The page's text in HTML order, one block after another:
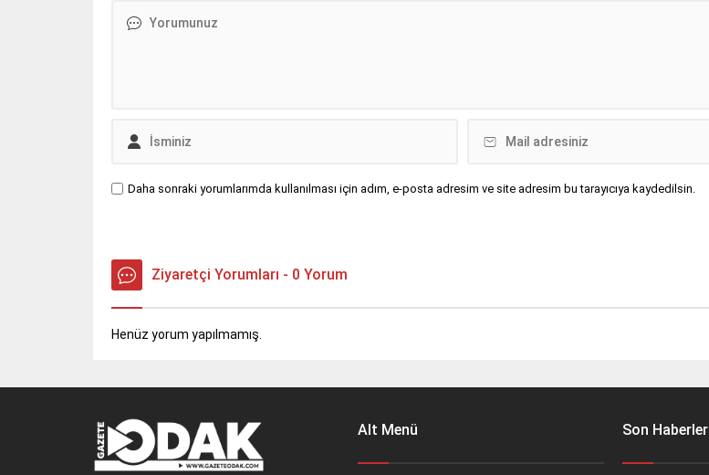
Daha sonraki yorumlarımda kullanılması için adım, e-posta adresim ve site adresim bu tarayıcıya kaydedilsin.
Ziyaretçi Yorumları - 0 Yorum
Henüz yorum yapılmamış.
Alt Menü Son Haberler